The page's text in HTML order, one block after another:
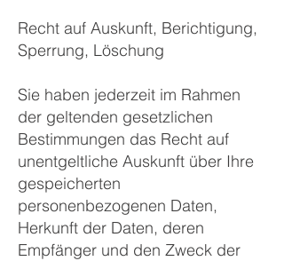
Recht auf Auskunft, Berichtigung,
Sperrung, Löschung
Sie haben jederzeit im Rahmen
der geltenden gesetzlichen
Bestimmungen das Recht auf
unentgeltliche Auskunft über Ihre
gespeicherten
personenbezogenen Daten,
Herkunft der Daten, deren
Empfänger und den Zweck der